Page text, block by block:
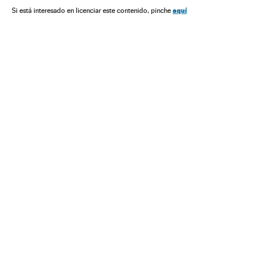
Si está interesado en licenciar este contenido, pinche aquí